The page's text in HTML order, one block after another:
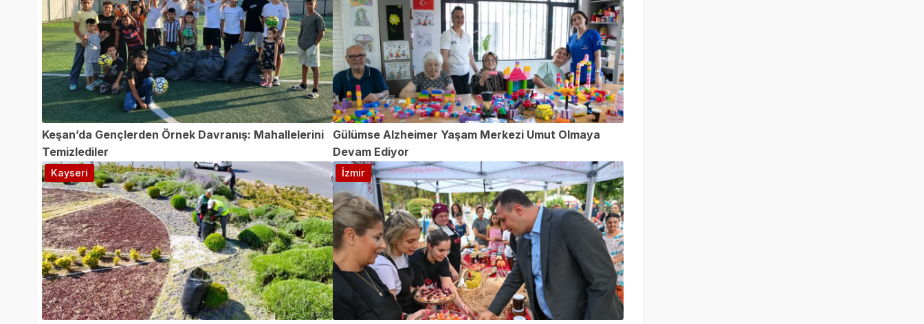
Keşan’da Gençlerden Örnek Davranış: Mahallelerini
Temizlediler
Gülümse Alzheimer Yaşam Merkezi Umut Olmaya
Devam Ediyor
Kayseri İzmir